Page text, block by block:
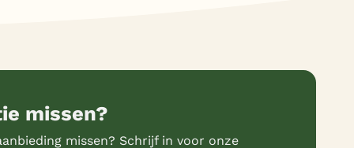
missen?
missen? Schrijf in voor onze